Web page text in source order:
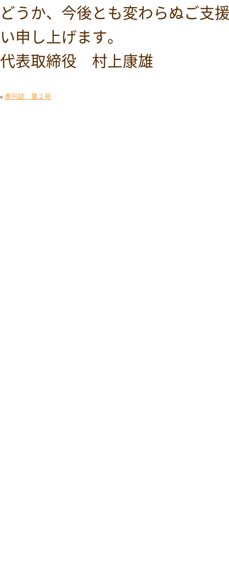
どうか、今後とも変わらぬご支
い申し上げます。
代表取締役 村上康雄
«季刊誌 第２号